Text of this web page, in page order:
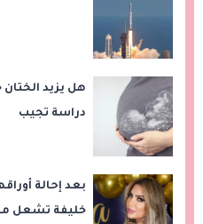
هل يزيد الختان
دراسة تجيب
بعد إحالة
خليفة تشعل